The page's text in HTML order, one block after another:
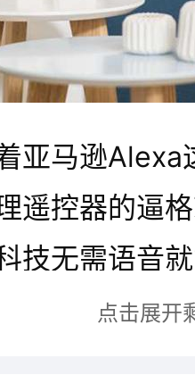
亚马逊Alexa
遥控器的逼
技无需语音
点击展开